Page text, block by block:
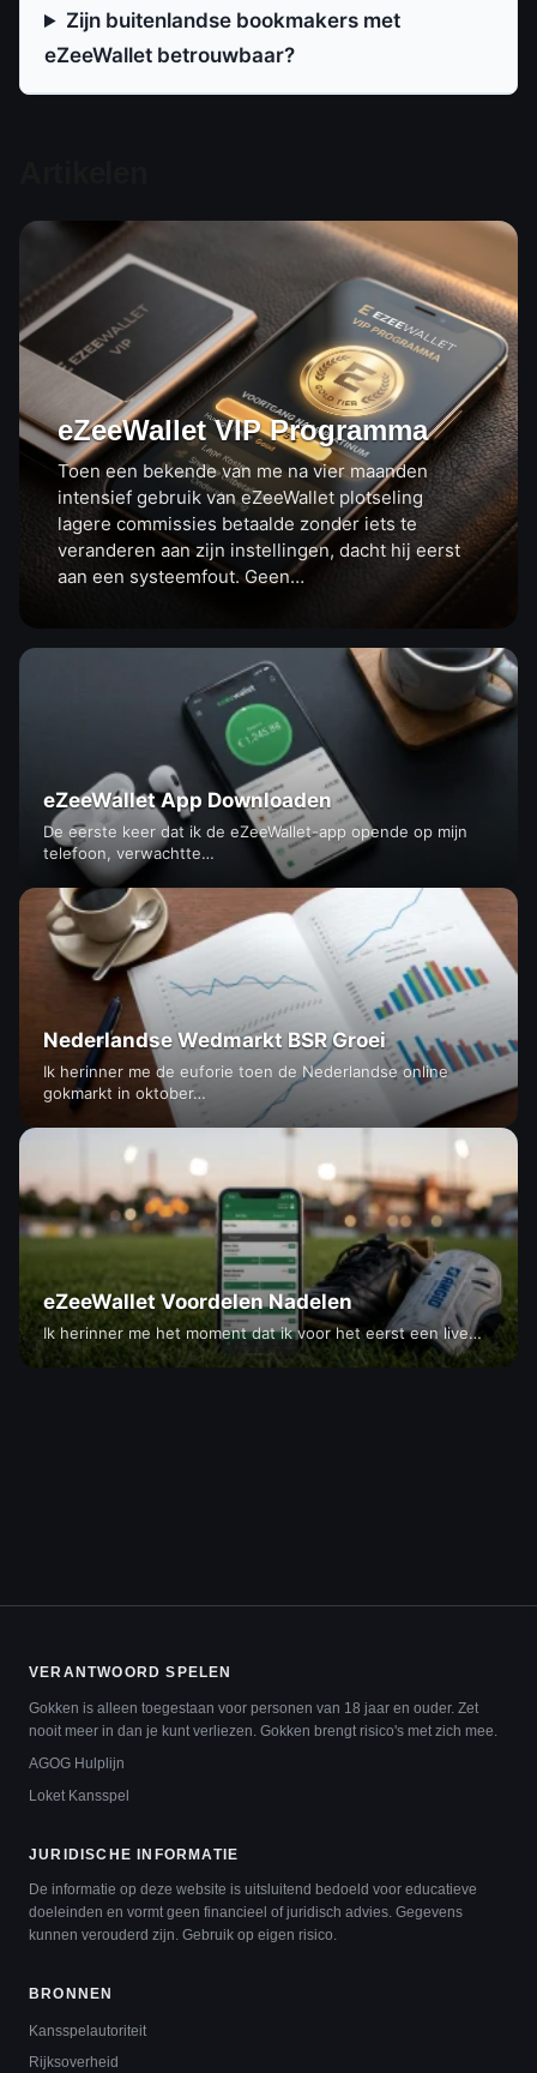
Zijn buitenlandse bookmakers met
eZeeWallet betrouwbaar?
eZeeWallet VIP Programma
Toen een bekende van me na vier maanden
intensief gebruik van eZeeWallet plotseling
lagere commissies betaalde zonder iets te
veranderen aan zijn instellingen, dacht hij eerst
aan een systeemfout. Geen…
eZeeWallet App Downloaden
De eerste keer dat ik de eZeeWallet-app opende op mijn
telefoon, verwachtte…
Nederlandse Wedmarkt BSR Groei
Ik herinner me de euforie toen de Nederlandse online
gokmarkt in oktober…
eZeeWallet Voordelen Nadelen
Ik herinner me het moment dat ik voor het eerst een live…
VERANTWOORD SPELEN
Gokken is alleen toegestaan voor personen van 18 jaar en ouder. Zet
nooit meer in dan je kunt verliezen. Gokken brengt risico's met zich mee.
AGOG Hulplijn
Loket Kansspel
JURIDISCHE INFORMATIE
De informatie op deze website is uitsluitend bedoeld voor educatieve
doeleinden en vormt geen financieel of juridisch advies. Gegevens
kunnen verouderd zijn. Gebruik op eigen risico.
BRONNEN
Kansspelautoriteit
Rijksoverheid